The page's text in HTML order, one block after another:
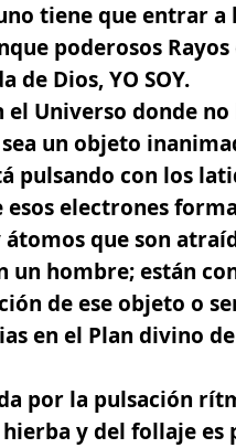
tiene que entrar
poderosos
de Dios,YO SOY.
el Universo donde
un objeto
pulsando con los
electrones
que son
un hombre; están
de ese objeto o
en el Plan divino
por la pulsación
y del follaje